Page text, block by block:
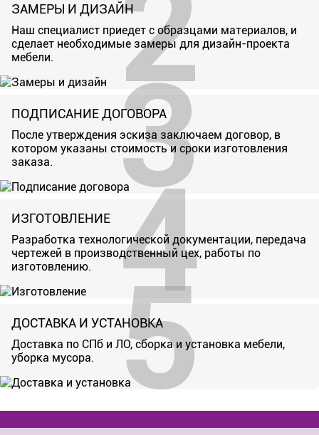
ЗАМЕРЫ И ДИЗАЙН
Наш специалист приедет с образцами материалов, и
сделает необходимые замеры для дизайн-проекта
мебели.
ПОДПИСАНИЕ ДОГОВОРА
После утверждения эскиза заключаем договор, в
котором указаны стоимость и сроки изготовления
заказа.
ИЗГОТОВЛЕНИЕ
Разработка технологической документации, передача
чертежей в производственный цех, работы по
изготовлению.
ДОСТАВКА И УСТАНОВКА
Доставка по СПб и ЛО, сборка и установка мебели,
уборка мусора.